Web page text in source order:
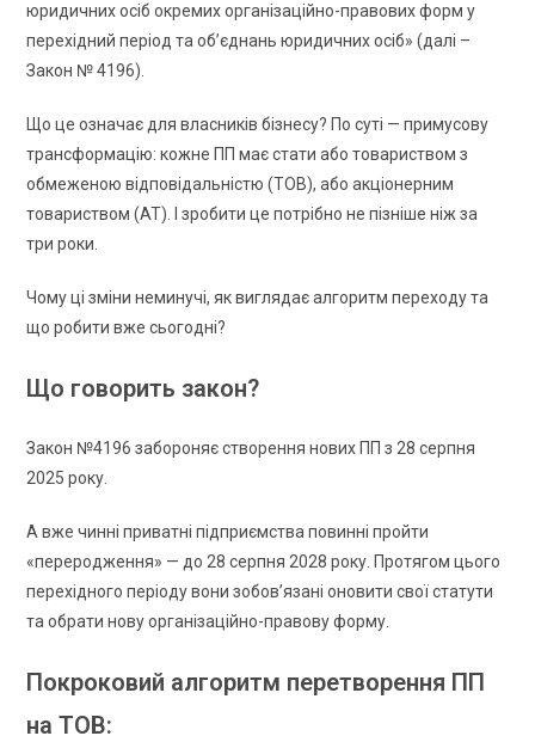
юридичних осіб окремих організаційно-правових форм у
перехідний період та об’єднань юридичних осіб» (далі –
Закон № 4196).
Що це означає для власників бізнесу? По суті — примусову
трансформацію: кожне ПП має стати або товариством з
обмеженою відповідальністю (ТОВ), або акціонерним
товариством (АТ). І зробити це потрібно не пізніше ніж за
три роки.
Чому ці зміни неминучі, як виглядає алгоритм переходу та
що робити вже сьогодні?
Що говорить закон?
Закон №4196 забороняє створення нових ПП з 28 серпня
2025 року.
А вже чинні приватні підприємства повинні пройти
«переродження» — до 28 серпня 2028 року. Протягом цього
перехідного періоду вони зобов’язані оновити свої статути
та обрати нову організаційно-правову форму.
Покроковий алгоритм перетворення ПП
на ТОВ: